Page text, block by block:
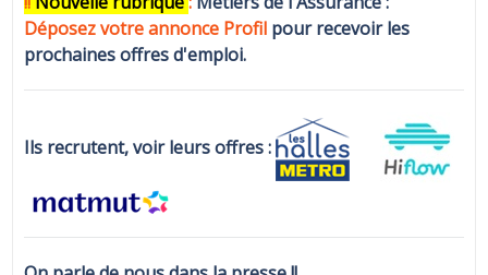
Déposez votre annonce Profil pour recevoir les
prochaines offres d'emploi.
Ils recrutent, voir leurs offres :